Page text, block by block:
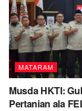
MATARAM
Musda HKTI:
Pertanian ala